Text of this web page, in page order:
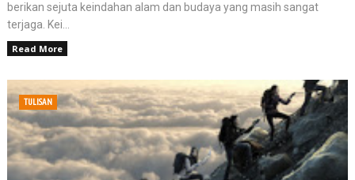
berikan sejuta keindahan alam dan budaya yang masih sangat
terjaga. Kei...
Read More
TULISAN